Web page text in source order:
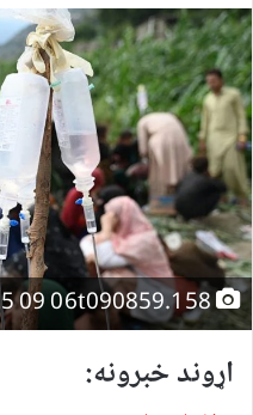
اړوند خبرونه: